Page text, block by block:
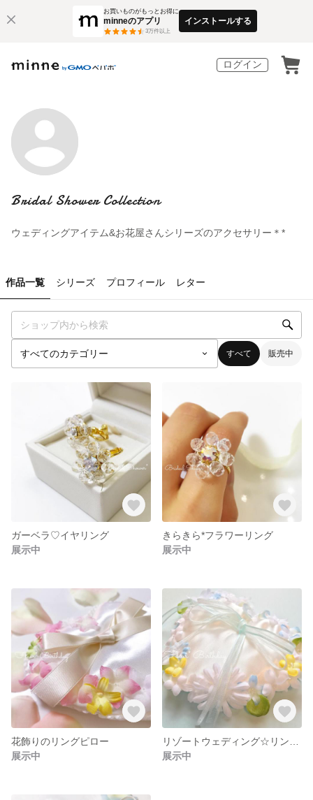
お買いものがもっとお得に
minneのアプリ
3万件以上
インストールする
ログイン
Bridal Shower Collection
ウェディングアイテム&お花屋さんシリーズのアクセサリー＊*
作品一覧 シリーズ プロフィール レター
すべて 販売中
ガーベラ♡イヤリング
展示中
きらきら*フラワーリング
展示中
花飾りのリングピロー
展示中
展示中